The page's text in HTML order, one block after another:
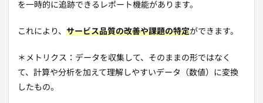
を一時的に追跡できるレポート機能があります。
これにより、 サービス品質の改善や課題の特定ができます。
＊メトリクス： データを収集して、そのままの形ではなく
て、計算や分析を加えて理解しやすいデータ（数値）に変換
したもの。